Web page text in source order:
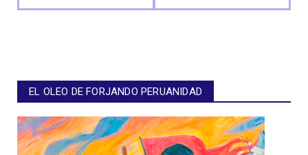
EL OLEO DE FORJANDO PERUANIDAD